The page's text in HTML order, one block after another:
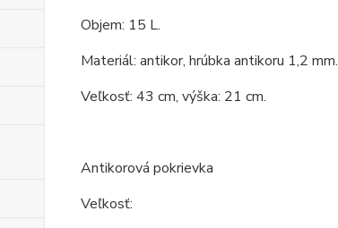
Objem: 15 L.
Materiál: antikor, hrúbka antikoru 1,2 mm.
Veľkosť: 43 cm, výška: 21 cm.
Antikorová pokrievka
Veľkosť: